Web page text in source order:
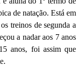
de natação. Está em
treinos de segunda a
a nadar aos 7 anos
anos, foi assim que